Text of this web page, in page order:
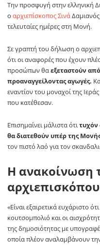
Την προσφυγή στην ελληνική
ο αρχιεπίσκοποςΣινά
τελευταίες ημέρες στη Μονή.
Σε γραπτή του δήλωση ο
ότι οι αναφορές που έχουν
προσώπων θαεξεταστούν
προαναγγείλοντας αγωγές.
εναντίον του μοναχοί της
που κατέθεσαν.
Επισημαίνει μάλιστα ότι
θα διατεθούν υπέρ της
τον πιστό λαό για τον
Η ανακοίνωση
«Είναι εξαιρετικά ευχάριστο
κουτσομπολιό και οι
της δημοσιότητας με
οποία πλέον αναλαμβάνουν